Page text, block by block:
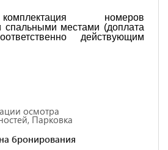
номеров
спальными местами (доплата
действующим
осмотра
Парковка
бронирования